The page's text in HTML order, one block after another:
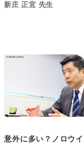
新庄 正宜 先生
意外に多い？ノロウ